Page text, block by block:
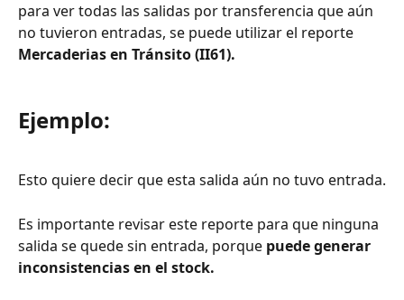
para ver todas las salidas por transferencia que aún
no tuvieron entradas, se puede utilizar el reporte
Mercaderias en Tránsito (II61).
Ejemplo:
Esto quiere decir que esta salida aún no tuvo entrada.
Es importante revisar este reporte para que ninguna
salida se quede sin entrada, porque puede generar
inconsistencias en el stock.